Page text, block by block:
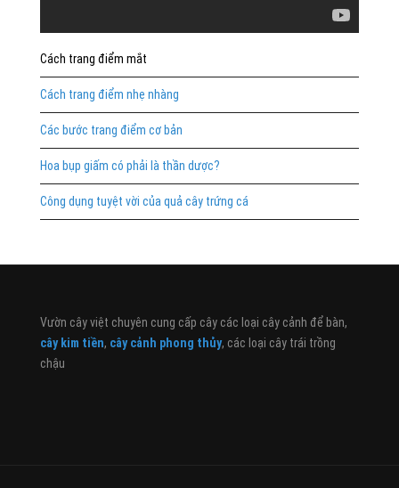
Cách trang điểm mắt
Cách trang điểm nhẹ nhàng
Các bước trang điểm cơ bản
Hoa bụp giấm có phải là thần dược?
Công dụng tuyệt vời của quả cây trứng cá
Vườn cây việt chuyên cung cấp cây các loại cây cảnh để bàn,
cây kim tiền, cây cảnh phong thủy, các loại cây trái trồng
chậu